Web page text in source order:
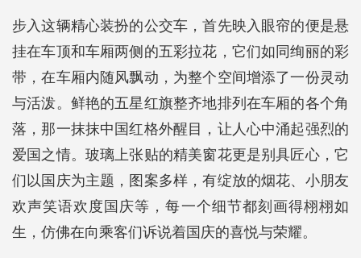
步入这辆精心装扮的公交车，首先映入眼帘的便是悬
挂在车顶和车厢两侧的五彩拉花，它们如同绚丽的彩
带，在车厢内随风飘动，为整个空间增添了一份灵动
与活泼。鲜艳的五星红旗整齐地排列在车厢的各个角
落，那一抹抹中国红格外醒目，让人心中涌起强烈的
爱国之情。玻璃上张贴的精美窗花更是别具匠心，它
们以国庆为主题，图案多样，有绽放的烟花、小朋友
欢声笑语欢度国庆等，每一个细节都刻画得栩栩如
生，仿佛在向乘客们诉说着国庆的喜悦与荣耀。